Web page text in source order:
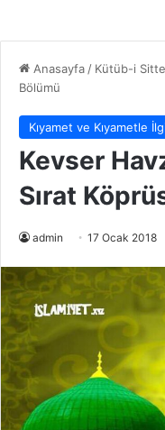
Anasayfa/ Kütüb-i Sitte
Bölümü
Kıyamet ve Kıyametle
Kevser
Sırat
admin 17 Ocak 2018